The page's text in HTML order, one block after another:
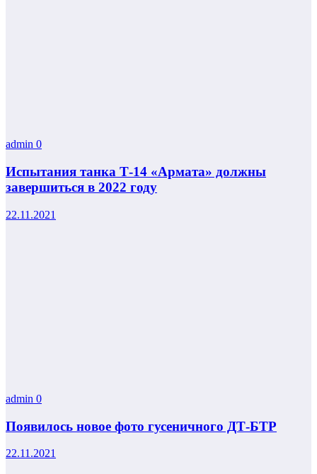
admin 0
Испытания танка Т-14 «Армата» должны
завершиться в 2022 году
22.11.2021
admin 0
Появилось новое фото гусеничного ДТ-БТР
22.11.2021